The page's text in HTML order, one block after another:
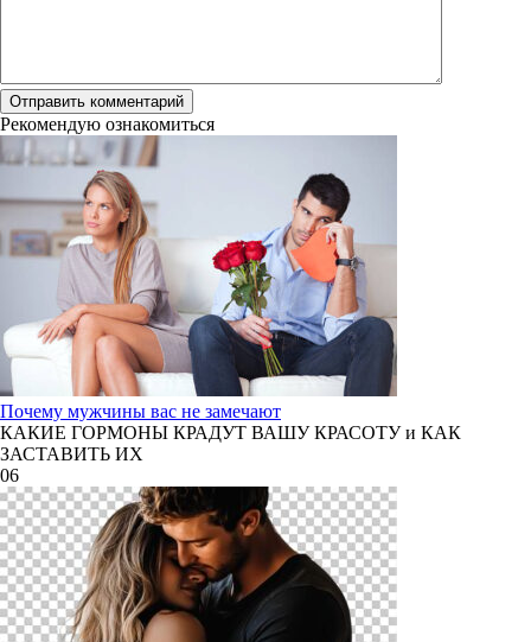
Рекомендую ознакомиться
Почему мужчины вас не замечают
КАКИЕ ГОРМОНЫ КРАДУТ ВАШУ КРАСОТУ и КАК
ЗАСТАВИТЬ ИХ
06